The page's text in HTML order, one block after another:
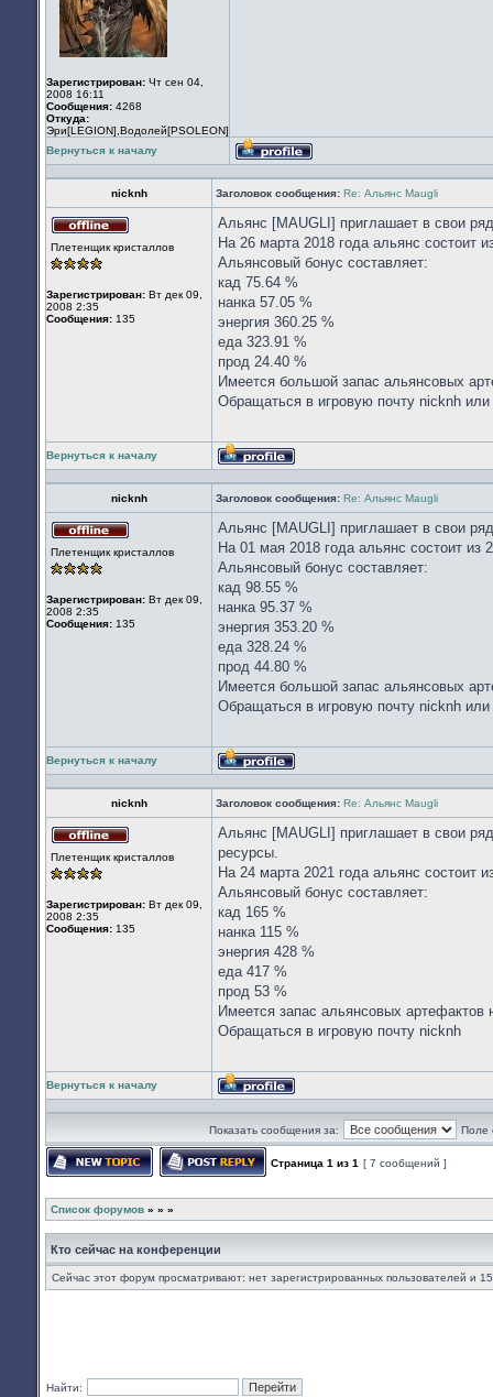
Зарегистрирован: Чт сен 04,
2008 16:11
Сообщения: 4268
Откуда:
Эри[LEGION],Водолей[PSOLEON]
Вернуться к началу
Профиль
nicknh Заголовок сообщения: Re: Альянс Maugli
в
Плетенщик кристаллов
Зарегистрирован: Вт дек 09,
2008 2:35
Сообщения: 135
Альянс [MAUGLI] приглашает в свои
На 26 марта 2018 года альянс состоит
Альянсовый бонус составляет:
кад 75.64 %
нанка 57.05 %
энергия 360.25 %
еда 323.91 %
прод 24.40 %
Имеется большой запас альянсовых
Обращаться в игровую почту nicknh или
Вернуться к началу
Профиль
nicknh Заголовок сообщения: Re: Альянс Maugli
в
Плетенщик кристаллов
Зарегистрирован: Вт дек 09,
2008 2:35
Сообщения: 135
Альянс [MAUGLI] приглашает в свои
На 01 мая 2018 года альянс состоит из
Альянсовый бонус составляет:
кад 98.55 %
нанка 95.37 %
энергия 353.20 %
еда 328.24 %
прод 44.80 %
Имеется большой запас альянсовых
Обращаться в игровую почту nicknh или
Вернуться к началу
Профиль
nicknh Заголовок сообщения: Re: Альянс Maugli
в
Плетенщик кристаллов
Зарегистрирован: Вт дек 09,
2008 2:35
Сообщения: 135
Альянс [MAUGLI] приглашает в свои
ресурсы.
На 24 марта 2021 года альянс состоит
Альянсовый бонус составляет:
кад 165 %
нанка 115 %
энергия 428 %
еда 417 %
прод 53 %
Имеется запас альянсовых
Обращаться в игровую почту nicknh
Вернуться к началу
Профиль
Показать сообщения за: Поле
Страница 1 из 1 [ 7 сообщений ]
Список форумов » » »
Кто сейчас на конференции
Сейчас этот форум просматривают: нет зарегистрированных пользователей и 15
Найти: